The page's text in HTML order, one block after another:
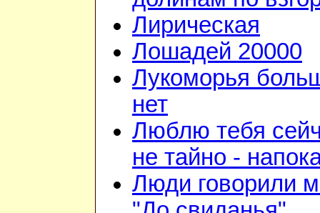
Лирическая
Лошадей 20000
Лукоморья
нет
Люблю тебя
не тайно -
Люди говорили